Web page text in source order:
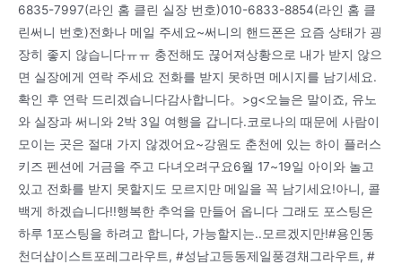
6835-7997(라인 홈 클린 실장 번호)010-6833-8854(라인 홈 클
린써니 번호)전화나 메일 주세요~써니의 핸드폰은 요즘 상태가 굉
장히 좋지 않습니다ㅠㅠ 충전해도 끊어져상황으로 내가 받지 않으
면 실장에게 연락 주세요 전화를 받지 못하면 메시지를 남기세요.
확인 후 연락 드리겠습니다감사합니다。>g<오늘은 말이죠, 유노
와 실장과 써니와 2박 3일 여행을 갑니다.코로나의 때문에 사람이
모이는 곳은 절대 가지 않겠어요~강원도 춘천에 있는 하이 플러스
키즈 펜션에 거금을 주고 다녀오려구요6월 17~19일 아이와 놀고
있고 전화를 받지 못할지도 모르지만 메일을 꼭 남기세요!아니, 콜
백게 하겠습니다!!행복한 추억을 만들어 옵니다 그래도 포스팅은
하루 1포스팅을 하려고 합니다, 가능할지는..모르겠지만!#용인동
천더샵이스트포레그라우트, #성남고등동제일풍경채그라우트, #